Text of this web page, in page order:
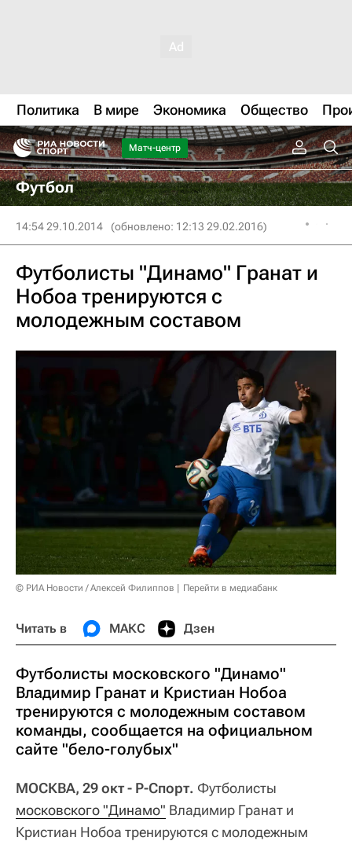
Политика В мире Экономика Общество
Матч-центр
Футбол
14:54 29.10.2014 (обновлено: 12:13 29.02.2016)
Футболисты "Динамо" Гранат и
Нобоа тренируются с
молодежным составом
© РИА Новости / Алексей Филиппов Перейти в медиабанк
Читать в МАКС Дзен
Футболисты московского "Динамо"
Владимир Гранат и Кристиан Нобоа
тренируются с молодежным составом
команды, сообщается на официальном
сайте "бело-голубых"
МОСКВА, 29 окт - Р-Спорт. Футболисты
московского "Динамо" Владимир Гранат и
Кристиан Нобоа тренируются с молодежным